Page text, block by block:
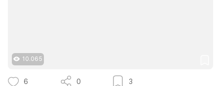
10.065
6 0 3